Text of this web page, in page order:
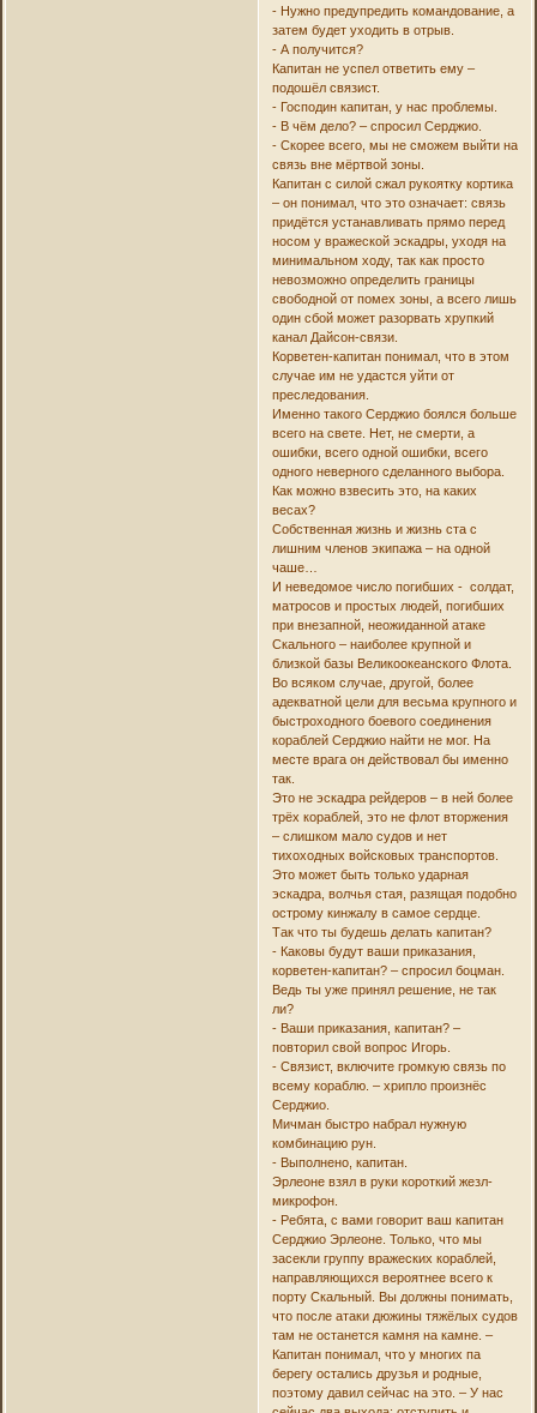
- Нужно предупредить командование, а
затем будет уходить в отрыв.
- А получится?
Капитан не успел ответить ему –
подошёл связист.
- Господин капитан, у нас проблемы.
- В чём дело? – спросил Серджио.
- Скорее всего, мы не сможем выйти на
связь вне мёртвой зоны.
Капитан с силой сжал рукоятку кортика
– он понимал, что это означает: связь
придётся устанавливать прямо перед
носом у вражеской эскадры, уходя на
минимальном ходу, так как просто
невозможно определить границы
свободной от помех зоны, а всего лишь
один сбой может разорвать хрупкий
канал Дайсон-связи.
Корветен-капитан понимал, что в этом
случае им не удастся уйти от
преследования.
Именно такого Серджио боялся больше
всего на свете. Нет, не смерти, а
ошибки, всего одной ошибки, всего
одного неверного сделанного выбора.
Как можно взвесить это, на каких
весах?
Собственная жизнь и жизнь ста с
лишним членов экипажа – на одной
чаше…
И неведомое число погибших - солдат,
матросов и простых людей, погибших
при внезапной, неожиданной атаке
Скального – наиболее крупной и
близкой базы Великоокеанского Флота.
Во всяком случае, другой, более
адекватной цели для весьма крупного и
быстроходного боевого соединения
кораблей Серджио найти не мог. На
месте врага он действовал бы именно
так.
Это не эскадра рейдеров – в ней более
трёх кораблей, это не флот вторжения
– слишком мало судов и нет
тихоходных войсковых транспортов.
Это может быть только ударная
эскадра, волчья стая, разящая подобно
острому кинжалу в самое сердце.
Так что ты будешь делать капитан?
- Каковы будут ваши приказания,
корветен-капитан? – спросил боцман.
Ведь ты уже принял решение, не так
ли?
- Ваши приказания, капитан? –
повторил свой вопрос Игорь.
- Связист, включите громкую связь по
всему кораблю. – хрипло произнёс
Серджио.
Мичман быстро набрал нужную
комбинацию рун.
- Выполнено, капитан.
Эрлеоне взял в руки короткий жезл-
микрофон.
- Ребята, с вами говорит ваш капитан
Серджио Эрлеоне. Только, что мы
засекли группу вражеских кораблей,
направляющихся вероятнее всего к
порту Скальный. Вы должны понимать,
что после атаки дюжины тяжёлых судов
там не останется камня на камне. –
Капитан понимал, что у многих па
берегу остались друзья и родные,
поэтому давил сейчас на это. – У нас